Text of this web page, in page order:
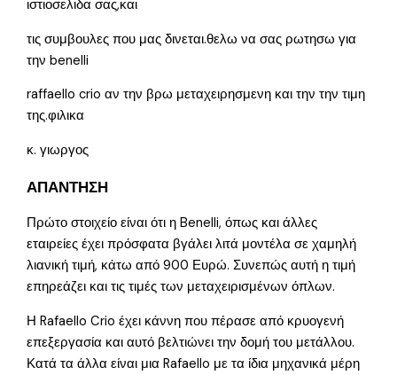
ιστιοσελιδα σας,και
τις συμβουλες που μας δινεται.θελω να σας ρωτησω για
την benelli
raffaello crio αν την βρω μεταχειρησμενη και την την τιμη
της.φιλικα
κ. γιωργος
ΑΠΑΝΤΗΣΗ
Πρώτο στοιχείο είναι ότι η Benelli, όπως και άλλες
εταιρείες έχει πρόσφατα βγάλει λιτά μοντέλα σε χαμηλή
λιανική τιμή, κάτω από 900 Ευρώ. Συνεπώς αυτή η τιμή
επηρεάζει και τις τιμές των μεταχειρισμένων όπλων.
Η Rafaello Crio έχει κάννη που πέρασε από κρυογενή
επεξεργασία και αυτό βελτιώνει την δομή του μετάλλου.
Κατά τα άλλα είναι μια Rafaello με τα ίδια μηχανικά μέρη